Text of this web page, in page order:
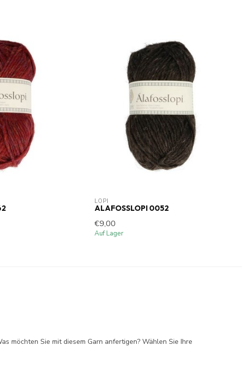
LOPI
ALAFOSSLOPI 0052
€9,00
Auf Lager
möchten Sie mit diesem Garn anfertigen? Wählen Sie Ihre